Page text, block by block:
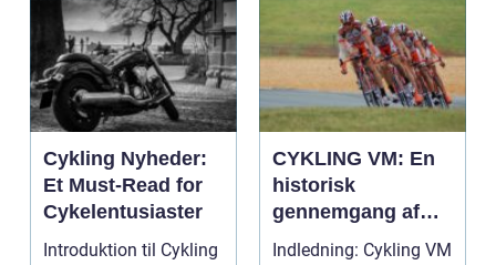
Cykling Nyheder:
Et Must-Read for
Cykelentusiaster
Introduktion til Cykling
CYKLING VM: En
historisk
gennemgang af
verdensmesterska
Indledning: Cykling VM